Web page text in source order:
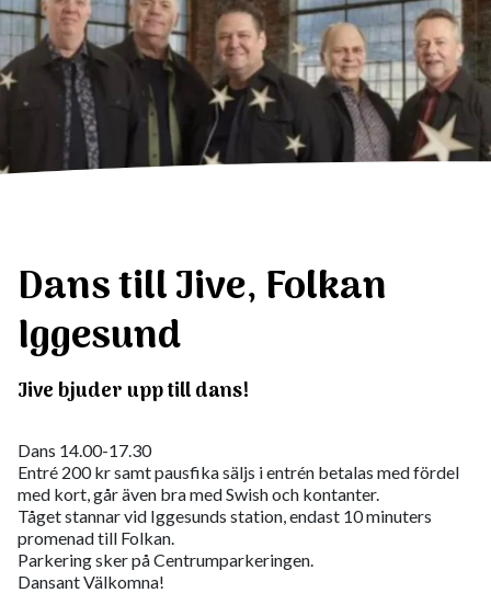
Dans till Jive, Folkan
Iggesund
Jive bjuder upp till dans!
Dans 14.00-17.30
Entré 200 kr samt pausfika säljs i entrén betalas med fördel
med kort, går även bra med Swish och kontanter.
Tåget stannar vid Iggesunds station, endast 10 minuters
promenad till Folkan.
Parkering sker på Centrumparkeringen.
Dansant Välkomna!